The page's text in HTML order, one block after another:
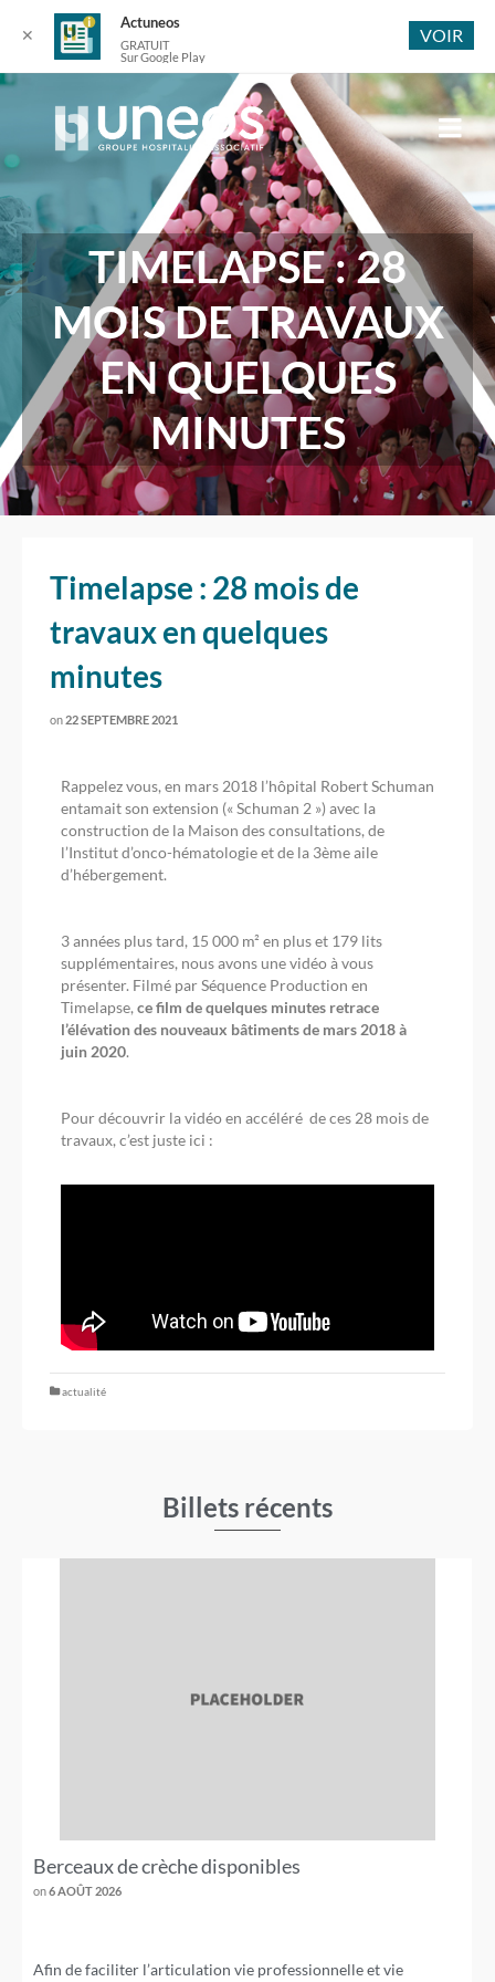
TIMELAPSE : 28
MOIS DE TRAVAUX
EN QUELQUES
MINUTES
Timelapse : 28 mois de
travaux en quelques
minutes
on 22 SEPTEMBRE 2021
Rappelez vous, en mars 2018 l’hôpital Robert Schuman
entamait son extension (« Schuman 2 ») avec la
construction de la Maison des consultations, de
l’Institut d’onco-hématologie et de la 3ème aile
d’hébergement.
3 années plus tard, 15 000 m² en plus et 179 lits
supplémentaires, nous avons une vidéo à vous
présenter. Filmé par Séquence Production en
Timelapse, ce film de quelques minutes retrace
l’élévation des nouveaux bâtiments de mars 2018 à
juin 2020.
Pour découvrir la vidéo en accéléré de ces 28 mois de
travaux, c’est juste ici :
actualité
Billets récents
Berceaux de crèche disponibles
on6 AOÛT 2026
Afin de faciliter l’articulation vie professionnelle et vie
✕
Actuneos
GRATUIT
Sur Google Play
VOIR